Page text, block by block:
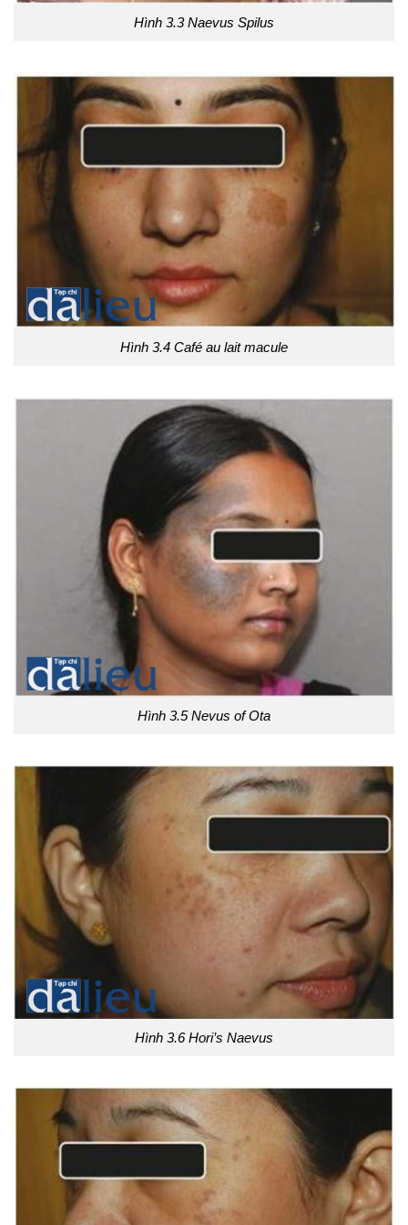
Hình 3.3 Naevus Spilus
Hình 3.4 Café au lait macule
Hình 3.5 Nevus of Ota
Hình 3.6 Hori’s Naevus